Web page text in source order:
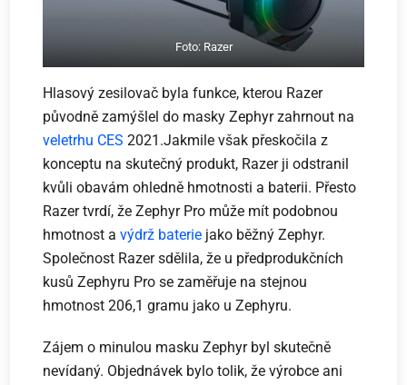
Foto: Razer
Hlasový zesilovač byla funkce, kterou Razer
původně zamýšlel do masky Zephyr zahrnout na
veletrhu CES 2021.Jakmile však přeskočila z
konceptu na skutečný produkt, Razer ji odstranil
kvůli obavám ohledně hmotnosti a baterii. Přesto
Razer tvrdí, že Zephyr Pro může mít podobnou
hmotnost avýdrž baterie jako běžný Zephyr.
Společnost Razer sdělila, že u předprodukčních
kusů Zephyru Pro se zaměřuje na stejnou
hmotnost 206,1 gramu jako u Zephyru.
Zájem o minulou masku Zephyr byl skutečně
nevídaný. Objednávek bylo tolik, že výrobce ani